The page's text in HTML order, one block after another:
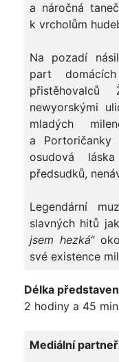
a náročná
k vrcholům
Na pozadí
part
newyorskými
mladých
a
osudová
předsudků,
Legendární
slavných hitů
jsem hezká“
své existence
Délka
2 hodiny a 45
Mediální